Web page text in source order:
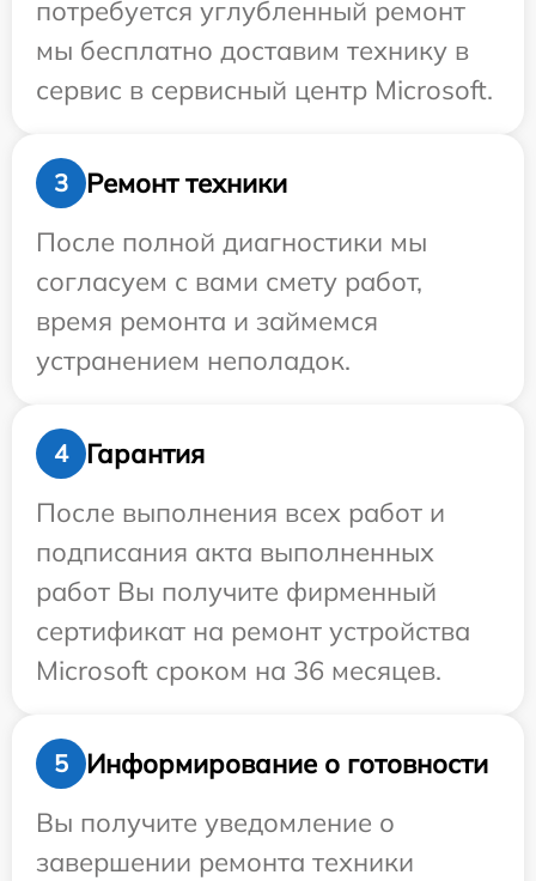
потребуется углубленный ремонт
мы бесплатно доставим технику в
сервис в сервисный центр Microsoft.
3
Ремонт техники
После полной диагностики мы
согласуем с вами смету работ,
время ремонта и займемся
устранением неполадок.
4
Гарантия
После выполнения всех работ и
подписания акта выполненных
работ Вы получите фирменный
сертификат на ремонт устройства
Microsoft сроком на 36 месяцев.
5
Информирование о готовности
Вы получите уведомление о
завершении ремонта техники